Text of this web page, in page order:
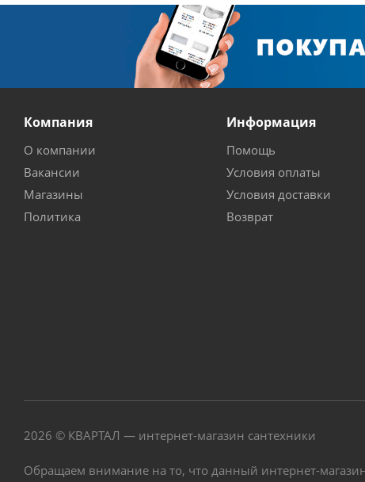
Компания
О компании
Вакансии
Магазины
Политика
Информация
Помощь
Условия оплаты
Условия доставки
Возврат
2026 © КВАРТАЛ — интернет-магазин сантехники
Обращаем внимание на то, что данный интернет-